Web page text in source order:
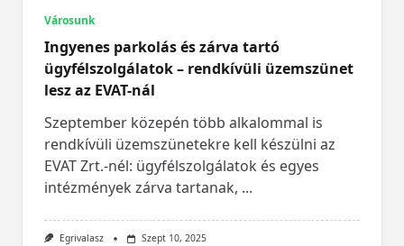
Városunk
Ingyenes parkolás és zárva tartó
ügyfélszolgálatok – rendkívüli üzemszünet
lesz az EVAT-nál
Szeptember közepén több alkalommal is
rendkívüli üzemszünetekre kell készülni az
EVAT Zrt.-nél: ügyfélszolgálatok és egyes
intézmények zárva tartanak, ...
Egrivalasz Szept 10, 2025